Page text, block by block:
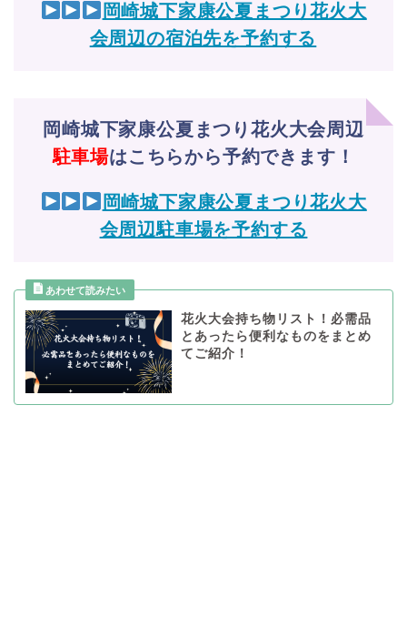
岡崎城下家康公夏まつり花火大
会周辺の宿泊先を予約する
岡崎城下家康公夏まつり花火大会周辺
駐車場はこちらから予約できます！
岡崎城下家康公夏まつり花火大
会周辺駐車場を予約する
花火大会持ち物リスト！必需品
とあったら便利なものをまとめ
てご紹介！